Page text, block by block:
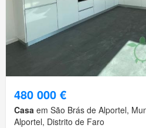
480 000 €
Casa em São Brás de Alportel,
Alportel, Distrito de Faro